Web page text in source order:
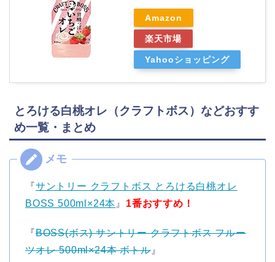
Amazon
楽天市場
Yahooショッピング
とろける白桃オレ（クラフトボス）などおすす
め一覧・まとめ
『サントリー クラフトボス とろける白桃オレ
BOSS 500ml×24本 』 1番おすすめ！
『BOSS(ボス) サントリー クラフトボス フルー
ツオレ 500ml×24本 ボトル』